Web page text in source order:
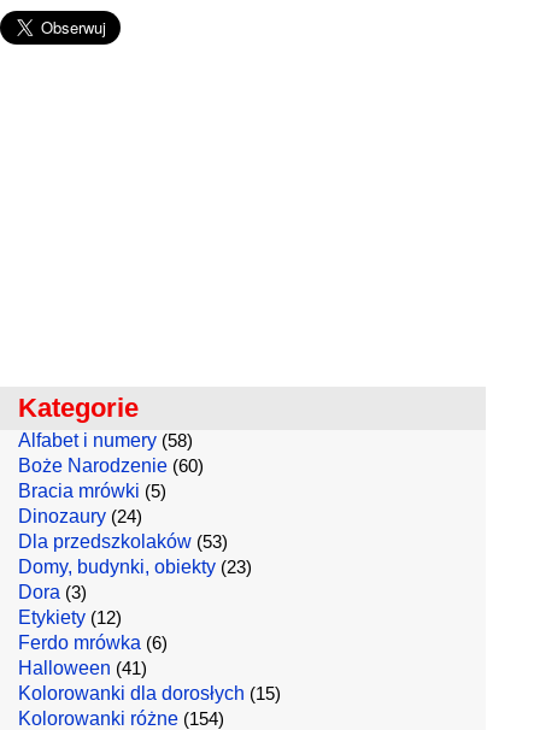
Kategorie
Alfabet i numery (58)
Boże Narodzenie (60)
Bracia mrówki (5)
Dinozaury (24)
Dla przedszkolaków (53)
Domy, budynki, obiekty (23)
Dora (3)
Etykiety (12)
Ferdo mrówka (6)
Halloween (41)
Kolorowanki dla dorosłych (15)
Kolorowanki różne (154)